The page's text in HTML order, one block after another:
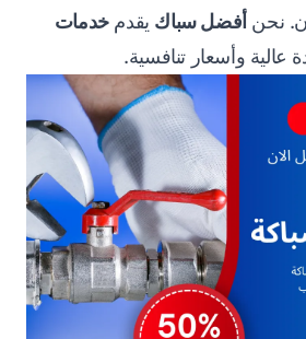
نحن أفضل سباك يقدمخدمات
عالية وأسعار تنافسية.